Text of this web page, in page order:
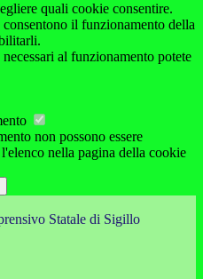
quali cookie consentire.
il funzionamento della
al funzionamento potete
non possono essere
nella pagina della cookie
Statale di Sigillo